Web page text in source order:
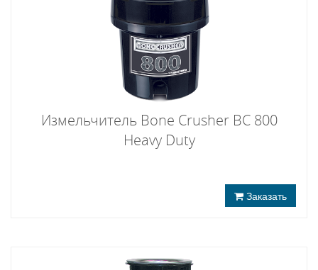
Измельчитель Bone Crusher BC 800
Heavy Duty
Заказать